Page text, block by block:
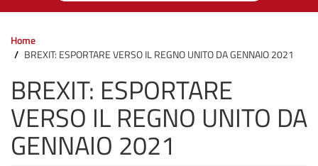
Enter your keywords
Home
BREXIT: ESPORTARE VERSO IL REGNO UNITO DA GENNAIO 2021
BREXIT: ESPORTARE
VERSO IL REGNO UNITO DA
GENNAIO 2021